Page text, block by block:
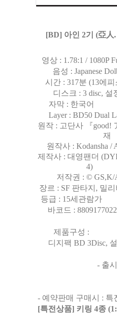
[BD] 아인 2기 (亞人
영상 : 1.78:1 / 1080P
음성 : Japanese
시간 : 317분 (13에
디스크 : 3 disc, 설
자막 : 한국어
Layer : BD50 Dual
원작 : 고단사 『good!
재
원작사 : Kodansha /
제작사 : 대영팬더
4)
저작권 : © GS,K/
장르 : SF 판타지, 밀
등급 : 15세관람가
바코드 :
제품구성 :
디지팩 BD 3Disc,
- 출
- 예약판매 구매시 : 특
[특전상품] 키링 4종